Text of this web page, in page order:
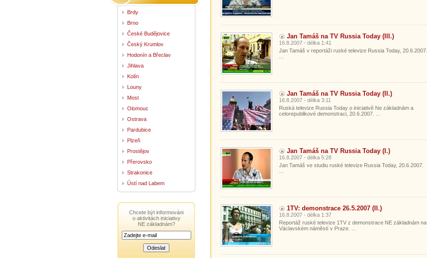
Jan Tamáš na TV Russia Today (III.)
16.8.2007 - délka 1:41
Jan Tamáš v reportáži ruské televize Russia Today, 20.6.2007.
Jan Tamáš na TV Russia Today (II.)
16.8.2007 - délka 3:11
Ruská televize Russia Today o iniciativě Ne základnám a
celorepublikové demonstraci, 20.6.2007. ...
Jan Tamáš na TV Russia Today (I.)
16.8.2007 - délka 5:28
Jan Tamáš ve studiu ruské televize Russia Today, 20.6.2007.
1TV: demonstrace 26.5.2007 (II.)
16.8.2007 - délka 1:37
Reportáž ruské televize 1TV z demonstrace NE základnám na
Václavském náměstí v Praze. ...
Brdy
Brno
České Budějovice
Český Krumlov
Hodonín a Břeclav
Jihlava
Kolín
Louny
Most
Olomouc
Ostrava
Pardubice
Plzeň
Prostějov
Přerovsko
Strakonice
Ústí nad Labem
Chcete být informováni
o aktivitách iniciativy
NE základnám?